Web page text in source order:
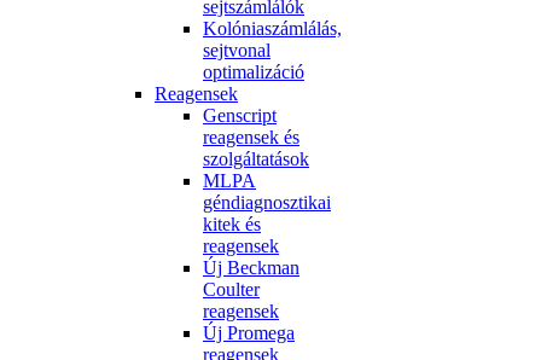
sejtszámlálók
Kolóniaszámlálás,
sejtvonal
optimalizáció
Reagensek
Genscript
reagensek és
szolgáltatások
MLPA
géndiagnosztikai
kitek és
reagensek
Új Beckman
Coulter
reagensek
Új Promega
reagensek